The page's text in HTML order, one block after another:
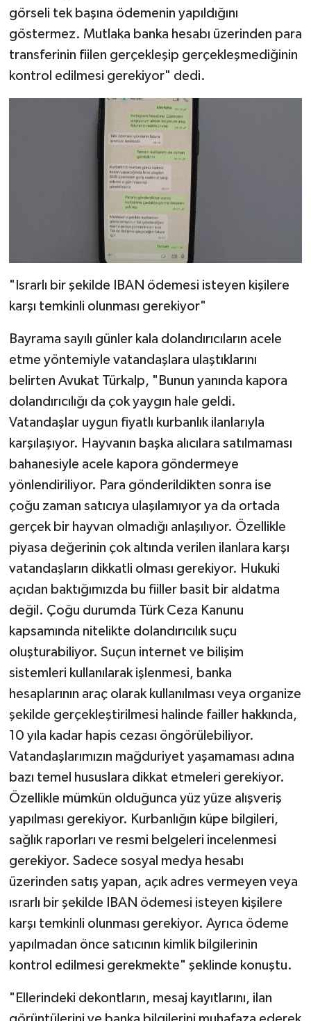
görseli tek başına ödemenin yapıldığını
göstermez. Mutlaka banka hesabı üzerinden para
transferinin fiilen gerçekleşip gerçekleşmediğinin
kontrol edilmesi gerekiyor" dedi.
"Israrlı bir şekilde IBAN ödemesi isteyen kişilere
karşı temkinli olunması gerekiyor"
Bayrama sayılı günler kala dolandırıcıların acele
etme yöntemiyle vatandaşlara ulaştıklarını
belirten Avukat Türkalp, "Bunun yanında kapora
dolandırıcılığı da çok yaygın hale geldi.
Vatandaşlar uygun fiyatlı kurbanlık ilanlarıyla
karşılaşıyor. Hayvanın başka alıcılara satılmaması
bahanesiyle acele kapora göndermeye
yönlendiriliyor. Para gönderildikten sonra ise
çoğu zaman satıcıya ulaşılamıyor ya da ortada
gerçek bir hayvan olmadığı anlaşılıyor. Özellikle
piyasa değerinin çok altında verilen ilanlara karşı
vatandaşların dikkatli olması gerekiyor. Hukuki
açıdan baktığımızda bu fiiller basit bir aldatma
değil. Çoğu durumda Türk Ceza Kanunu
kapsamında nitelikte dolandırıcılık suçu
oluşturabiliyor. Suçun internet ve bilişim
sistemleri kullanılarak işlenmesi, banka
hesaplarının araç olarak kullanılması veya organize
şekilde gerçekleştirilmesi halinde failler hakkında,
10 yıla kadar hapis cezası öngörülebiliyor.
Vatandaşlarımızın mağduriyet yaşamaması adına
bazı temel hususlara dikkat etmeleri gerekiyor.
Özellikle mümkün olduğunca yüz yüze alışveriş
yapılması gerekiyor. Kurbanlığın küpe bilgileri,
sağlık raporları ve resmi belgeleri incelenmesi
gerekiyor. Sadece sosyal medya hesabı
üzerinden satış yapan, açık adres vermeyen veya
ısrarlı bir şekilde IBAN ödemesi isteyen kişilere
karşı temkinli olunması gerekiyor. Ayrıca ödeme
yapılmadan önce satıcının kimlik bilgilerinin
kontrol edilmesi gerekmekte" şeklinde konuştu.
"Ellerindeki dekontların, mesaj kayıtlarını, ilan